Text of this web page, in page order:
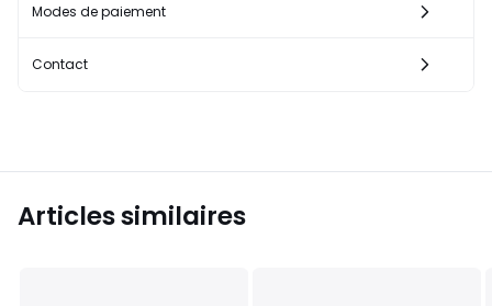
Modes de paiement
Contact
Articles similaires